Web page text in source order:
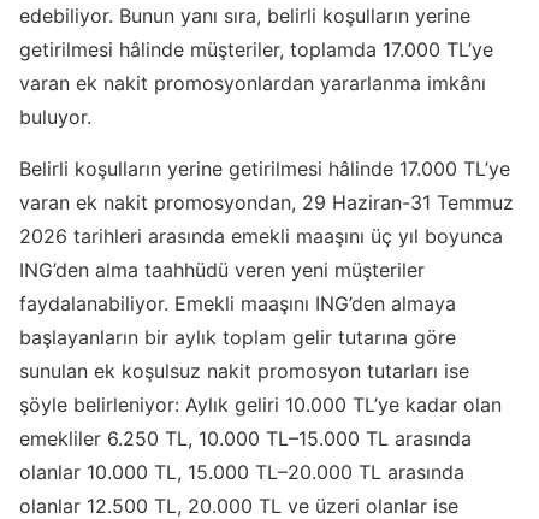
edebiliyor. Bunun yanı sıra, belirli koşulların yerine
getirilmesi hâlinde müşteriler, toplamda 17.000 TL’ye
varan ek nakit promosyonlardan yararlanma imkânı
buluyor.
Belirli koşulların yerine getirilmesi hâlinde 17.000 TL’ye
varan ek nakit promosyondan, 29 Haziran-31 Temmuz
2026 tarihleri arasında emekli maaşını üç yıl boyunca
ING’den alma taahhüdü veren yeni müşteriler
faydalanabiliyor. Emekli maaşını ING’den almaya
başlayanların bir aylık toplam gelir tutarına göre
sunulan ek koşulsuz nakit promosyon tutarları ise
şöyle belirleniyor: Aylık geliri 10.000 TL’ye kadar olan
emekliler 6.250 TL, 10.000 TL–15.000 TL arasında
olanlar 10.000 TL, 15.000 TL–20.000 TL arasında
olanlar 12.500 TL, 20.000 TL ve üzeri olanlar ise